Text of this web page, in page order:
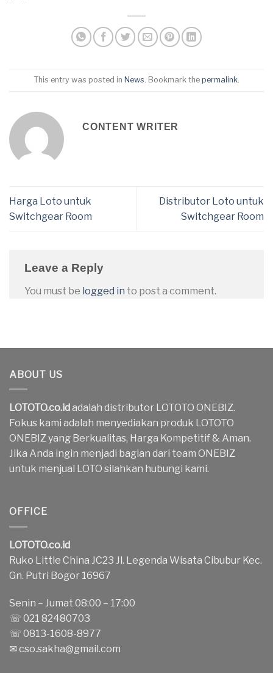
This entry was posted in News. Bookmark the permalink.
CONTENT WRITER
Harga Loto untuk
Switchgear Room
Distributor Loto untuk
Switchgear Room
Leave a Reply
You must be logged in to post a comment.
ABOUT US
LOTOTO.co.id adalah distributor LOTOTO ONEBIZ.
Fokus kami adalah menyediakan produk LOTOTO
ONEBIZ yang Berkualitas, Harga Kompetitif & Aman.
Jika Anda ingin menjadi bagian dari team ONEBIZ
untuk menjual LOTO silahkan hubungi kami.
OFFICE
LOTOTO.co.id
Ruko Little China JC23 Jl. Legenda Wisata Cibubur Kec.
Gn. Putri Bogor 16967
Senin – Jumat 08:00 – 17:00
☏ 021 82480703
☏ 0813-1608-8977
✉cso.sakha@gmail.com